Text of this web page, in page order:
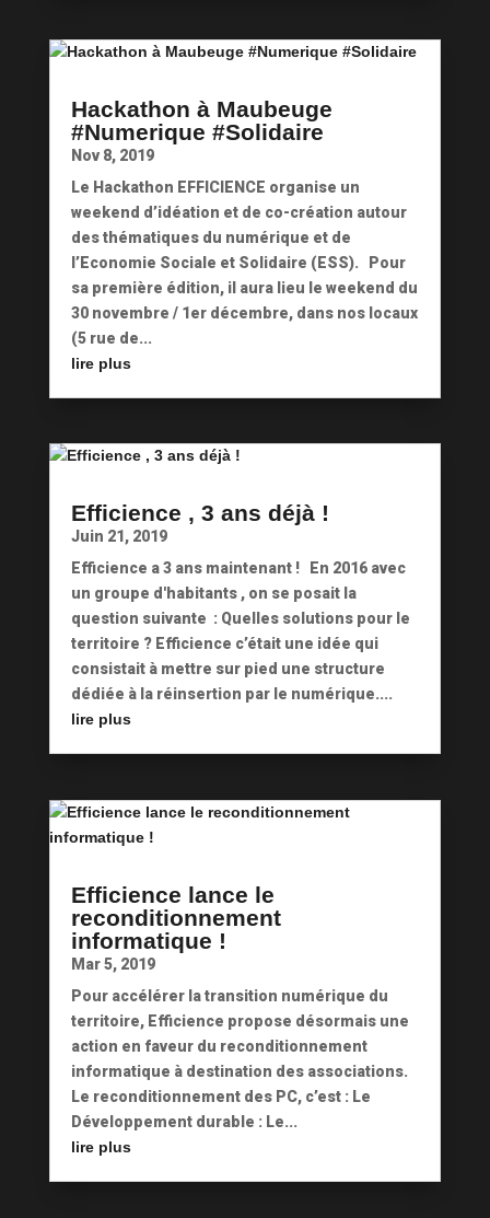
Hackathon à Maubeuge
#Numerique #Solidaire
Nov 8, 2019
Le Hackathon EFFICIENCE organise un
weekend d’idéation et de co-création autour
des thématiques du numérique et de
l’Economie Sociale et Solidaire (ESS). Pour
sa première édition, il aura lieu le weekend du
30 novembre / 1er décembre, dans nos locaux
(5 rue de...
lire plus
Efficience , 3 ans déjà !
Juin 21, 2019
Efficience a 3 ans maintenant ! En 2016 avec
un groupe d'habitants , on se posait la
question suivante : Quelles solutions pour le
territoire ? Efficience c’était une idée qui
consistait à mettre sur pied une structure
dédiée à la réinsertion par le numérique....
lire plus
Efficience lance le
reconditionnement
informatique !
Mar 5, 2019
Pour accélérer la transition numérique du
territoire, Efficience propose désormais une
action en faveur du reconditionnement
informatique à destination des associations.
Le reconditionnement des PC, c’est : Le
Développement durable : Le...
lire plus